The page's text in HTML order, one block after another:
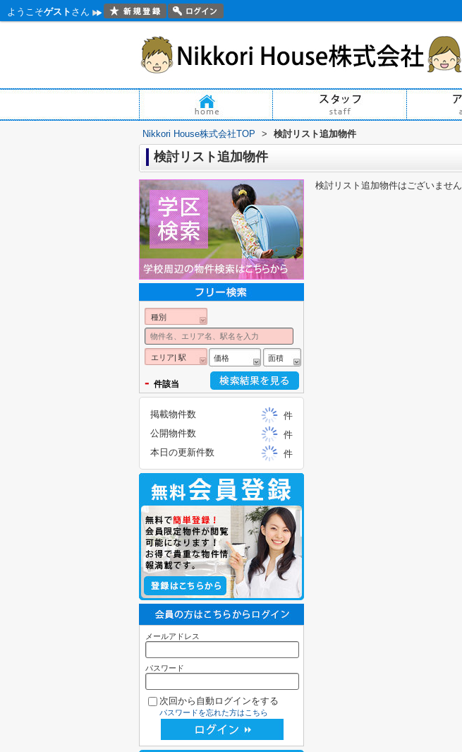
ようこそゲスト さん
Nikkori House株式会社TOP > 検討リスト追加物件
検討リスト追加物件
検討リスト追加物件はございません
種別
エリア| 駅 価格 面積
- 件該当
掲載物件数
件
公開物件数
件
本日の更新件数
件
メールアドレス
パスワード
次回から自動ログインをする
パスワードを忘れた方はこちら